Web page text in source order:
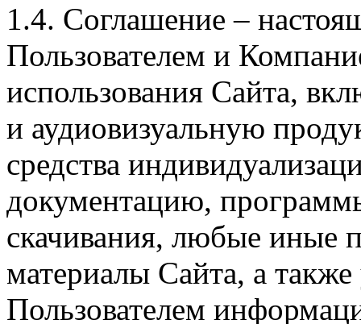
1.4. Соглашение –
Пользователем и
использования Сайта,
и аудиовизуальную
средства
документацию,
скачивания, любые иные
материалы Сайта, а
Пользователем